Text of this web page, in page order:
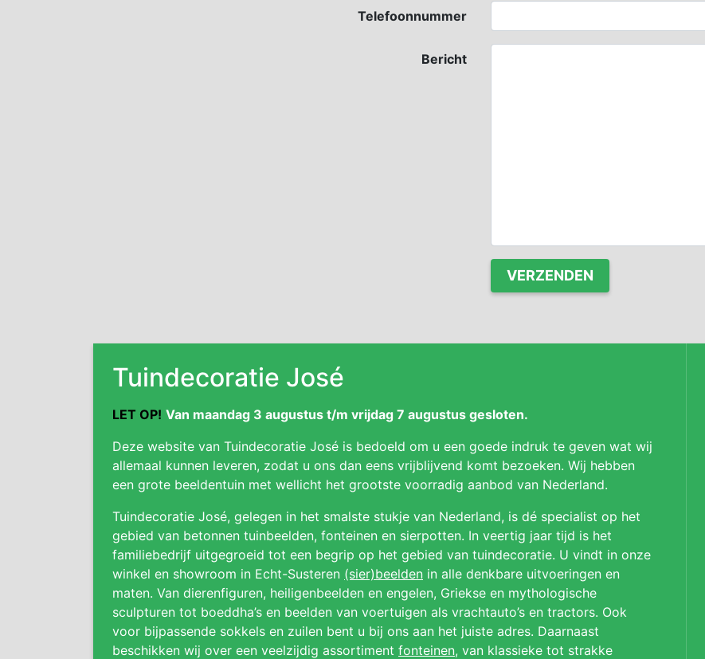
Telefoonnummer
Bericht
Tuindecoratie José
LET OP! Van maandag 3 augustus t/m vrijdag 7 augustus gesloten.
Deze website van Tuindecoratie José is bedoeld om u een goede indruk te geven wat wij
allemaal kunnen leveren, zodat u ons dan eens vrijblijvend komt bezoeken. Wij hebben
een grote beeldentuin met wellicht het grootste voorradig aanbod van Nederland.
Tuindecoratie José, gelegen in het smalste stukje van Nederland, is dé specialist op het
gebied van betonnen tuinbeelden, fonteinen en sierpotten. In veertig jaar tijd is het
familiebedrijf uitgegroeid tot een begrip op het gebied van tuindecoratie. U vindt in onze
winkel en showroom in Echt-Susteren (sier)beelden in alle denkbare uitvoeringen en
maten. Van dierenfiguren, heiligenbeelden en engelen, Griekse en mythologische
sculpturen tot boeddha’s en beelden van voertuigen als vrachtauto’s en tractors. Ook
voor bijpassende sokkels en zuilen bent u bij ons aan het juiste adres. Daarnaast
beschikken wij over een veelzijdig assortiment fonteinen, van klassieke tot strakke